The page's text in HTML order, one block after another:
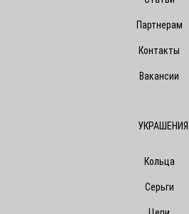
Партнерам
Контакты
Вакансии
УКРАШЕНИЯ
Кольца
Серьги